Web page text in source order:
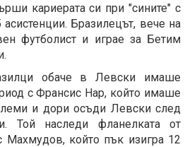
кариерата си при "сините" с
Бразилецът, вече на
футболист и играе за Бетим
обаче в Левски имаше
с Франсис Нар, който имаше
и дори осъди Левски след
Той наследи фланелката от
Махмудов, който пък изигра 12